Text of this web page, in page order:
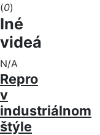
(0)
Iné
videá
N/A
Repro
v
industriálnom
štýle